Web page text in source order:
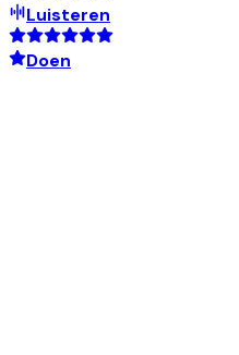
Luisteren
Doen